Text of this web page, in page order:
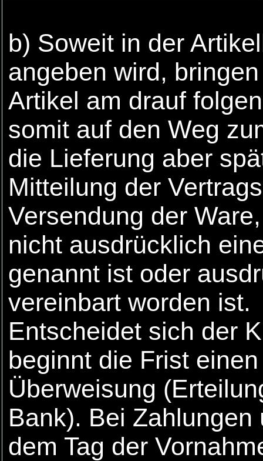
b) Soweit in der
angeben wird,
Artikel am drauf
somit auf den Weg
die Lieferung aber
Mitteilung der
Versendung der
nicht ausdrücklich
genannt ist oder
vereinbart worden ist.
Entscheidet sich der
beginnt die Frist
Überweisung
Bank). Bei
dem Tag der